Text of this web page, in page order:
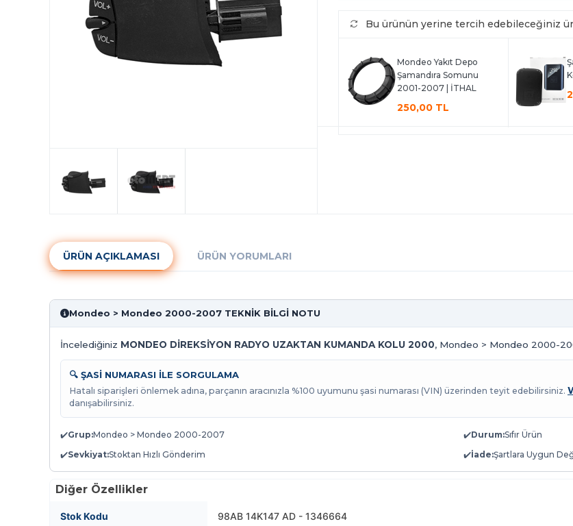
Bu ürünün yerine tercih edebileceğiniz
Mondeo Yakıt Depo
Şamandıra Somunu
2001-2007 | İTHAL
250,00 TL
ÜRÜN AÇIKLAMASI ÜRÜN YORUMLARI
Mondeo > Mondeo 2000-2007 TEKNİK BİLGİ NOTU
İncelediğiniz MONDEO DİREKSİYON RADYO UZAKTAN KUMANDA KOLU 2000, Mondeo > Mondeo 2000-
🔍 ŞASİ NUMARASI İLE SORGULAMA
Hatalı siparişleri önlemek adına, parçanın aracınızla %100 uyumunu şasi numarası (VIN) üzerinden teyit edebilirsiniz.
danışabilirsiniz.
✔️Grup:Mondeo > Mondeo 2000-2007 ✔️Durum:Sıfır Ürün
✔️Sevkiyat:Stoktan Hızlı Gönderim ✔️İade:Şartlara Uygun
Diğer Özellikler
Stok Kodu 98AB 14K147 AD - 1346664